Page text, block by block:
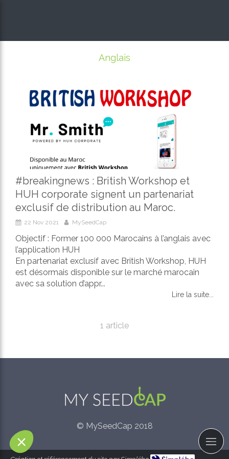
Anglais
#breakingnews : British Workshop et
HUH corporate signent un partenariat
exclusif de distribution au Maroc.
22 Nov 2021 MySeedCap
Objectif : Former 100 000 Marocains à l’anglais avec
l’application HUH
En partenariat exclusif avec British Workshop, HUH
est désormais disponible sur le marché marocain
avec sa solution d’appr...
Lire la suite...
1 article
© MySeedCap 2018